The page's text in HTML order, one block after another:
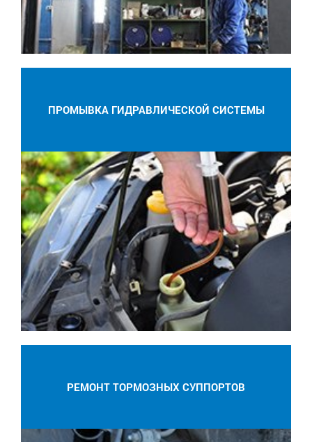
ПРОМЫВКА ГИДРАВЛИЧЕСКОЙ СИСТЕМЫ
РЕМОНТ ТОРМОЗНЫХ СУППОРТОВ